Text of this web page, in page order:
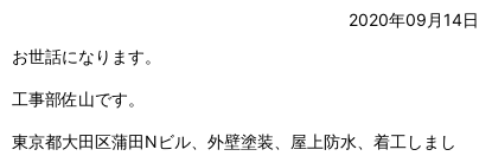
2020年09月14日
お世話になります。
工事部佐山です。
東京都大田区蒲田Nビル、外壁塗装、屋上防水、着工しまし